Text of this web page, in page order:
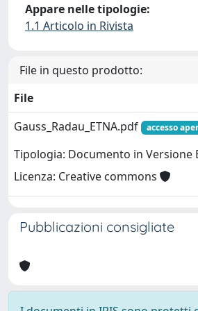
Appare nelle tipologie:
1.1 Articolo in Rivista
File in questo prodotto:
File
Gauss_Radau_ETNA.pdf
accesso
Tipologia: Documento in Versione
Licenza: Creative commons
Pubblicazioni consigliate